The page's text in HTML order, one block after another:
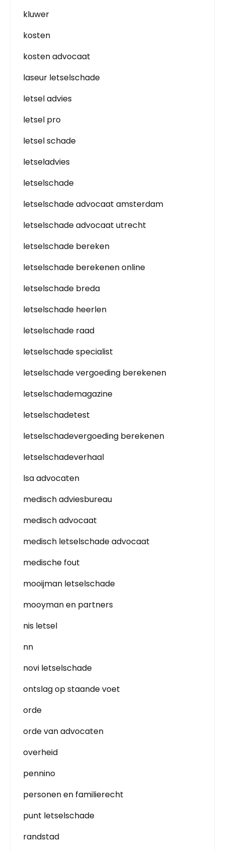
kluwer
kosten
kosten advocaat
laseur letselschade
letsel advies
letsel pro
letsel schade
letseladvies
letselschade
letselschade advocaat amsterdam
letselschade advocaat utrecht
letselschade bereken
letselschade berekenen online
letselschade breda
letselschade heerlen
letselschade raad
letselschade specialist
letselschade vergoeding berekenen
letselschademagazine
letselschadetest
letselschadevergoeding berekenen
letselschadeverhaal
lsa advocaten
medisch adviesbureau
medisch advocaat
medisch letselschade advocaat
medische fout
mooijman letselschade
mooyman en partners
nis letsel
nn
novi letselschade
ontslag op staande voet
orde
orde van advocaten
overheid
pennino
personen en familierecht
punt letselschade
randstad